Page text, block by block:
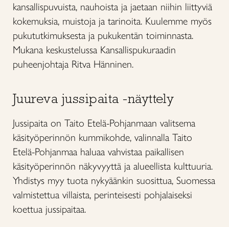
kansallispuvuista, nauhoista ja jaetaan niihin liittyviä
kokemuksia, muistoja ja tarinoita. Kuulemme myös
pukututkimuksesta ja pukukentän toiminnasta.
Mukana keskustelussa Kansallispukuraadin
puheenjohtaja Ritva Hänninen.
Juureva jussipaita -näyttely
Jussipaita on Taito Etelä-Pohjanmaan valitsema
käsityöperinnön kummikohde, valinnalla Taito
Etelä-Pohjanmaa haluaa vahvistaa paikallisen
käsityöperinnön näkyvyyttä ja alueellista kulttuuria.
Yhdistys myy tuota nykyäänkin suosittua, Suomessa
valmistettua villaista, perinteisesti pohjalaiseksi
koettua jussipaitaa.